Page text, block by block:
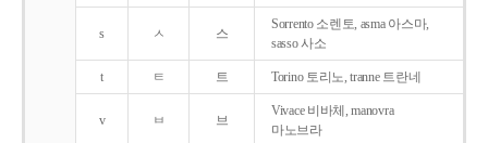
s ㅅ 스
Sorrento 소렌토, asma 아스마,
sasso 사소
t ㅌ 트 Torino 토리노, tranne 트란네
v ㅂ 브
Vivace 비바체, manovra
마노브라